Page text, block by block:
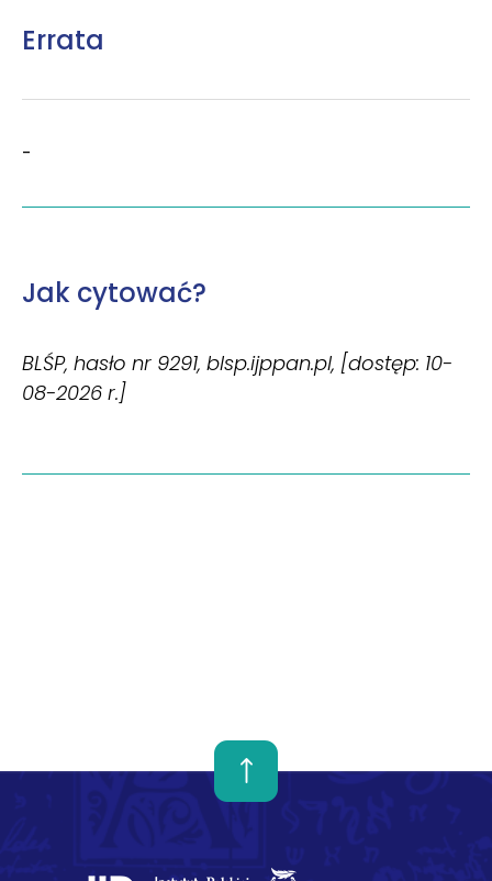
Errata
-
Jak cytować?
BLŚP, hasło nr 9291, blsp.ijppan.pl, [dostęp: 10-
08-2026 r.]